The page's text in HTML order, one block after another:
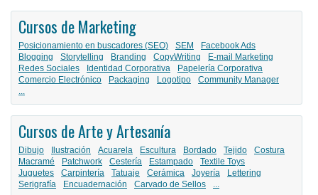
Cursos de Marketing
Posicionamiento en buscadores (SEO) SEM
Facebook Ads
Blogging
Storytelling Branding CopyWriting
E-mail Marketing
Redes Sociales
Identidad Corporativa
Papelería Corporativa
Comercio Electrónico
Packaging Logotipo
Community Manager
...
Cursos de Arte y Artesanía
Dibujo Ilustración Acuarela Escultura Bordado Tejido
Costura
Macramé
Patchwork Cestería Estampado
Textile Toys
Juguetes
Carpintería Tatuaje Cerámica Joyería
Lettering
Serigrafía
Encuadernación Carvado de Sellos ...